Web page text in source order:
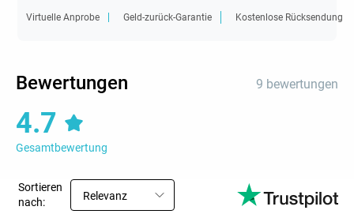
Virtuelle Anprobe Geld-zurück-Garantie Kostenlose Rücksendung
Bewertungen 9 bewertungen
4.7
Gesamtbewertung
Sortieren
nach:
Relevanz